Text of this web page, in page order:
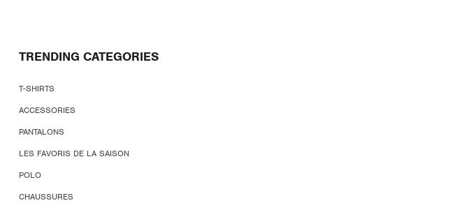
TRENDING CATEGORIES
T-SHIRTS
ACCESSORIES
PANTALONS
LES FAVORIS DE LA SAISON
POLO
CHAUSSURES